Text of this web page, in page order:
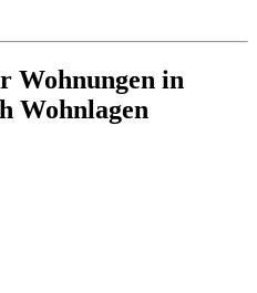
Wohnungen in
Wohnlagen